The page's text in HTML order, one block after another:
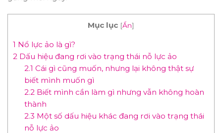
Mục lục [Ẩn]
1 Nổ lực ảo là gì?
2 Dấu hiệu đang rơi vào trạng thái nỗ lực ảo
2.1 Cái gì cũng muốn, nhưng lại không thật sự
biết mình muốn gì
2.2 Biết mình cần làm gì nhưng vẫn không hoàn
thành
2.3 Một số dấu hiệu khác đang rơi vào trạng thái
nỗ lực ảo